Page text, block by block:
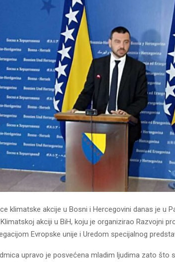
klimatske akcije u Bosni i Hercegovini danas je u
akciji u BiH, koju je organizirao Razvojni
Evropske unije i Uredom specijalnog
upravo je posvećena mladim ljudima zato što